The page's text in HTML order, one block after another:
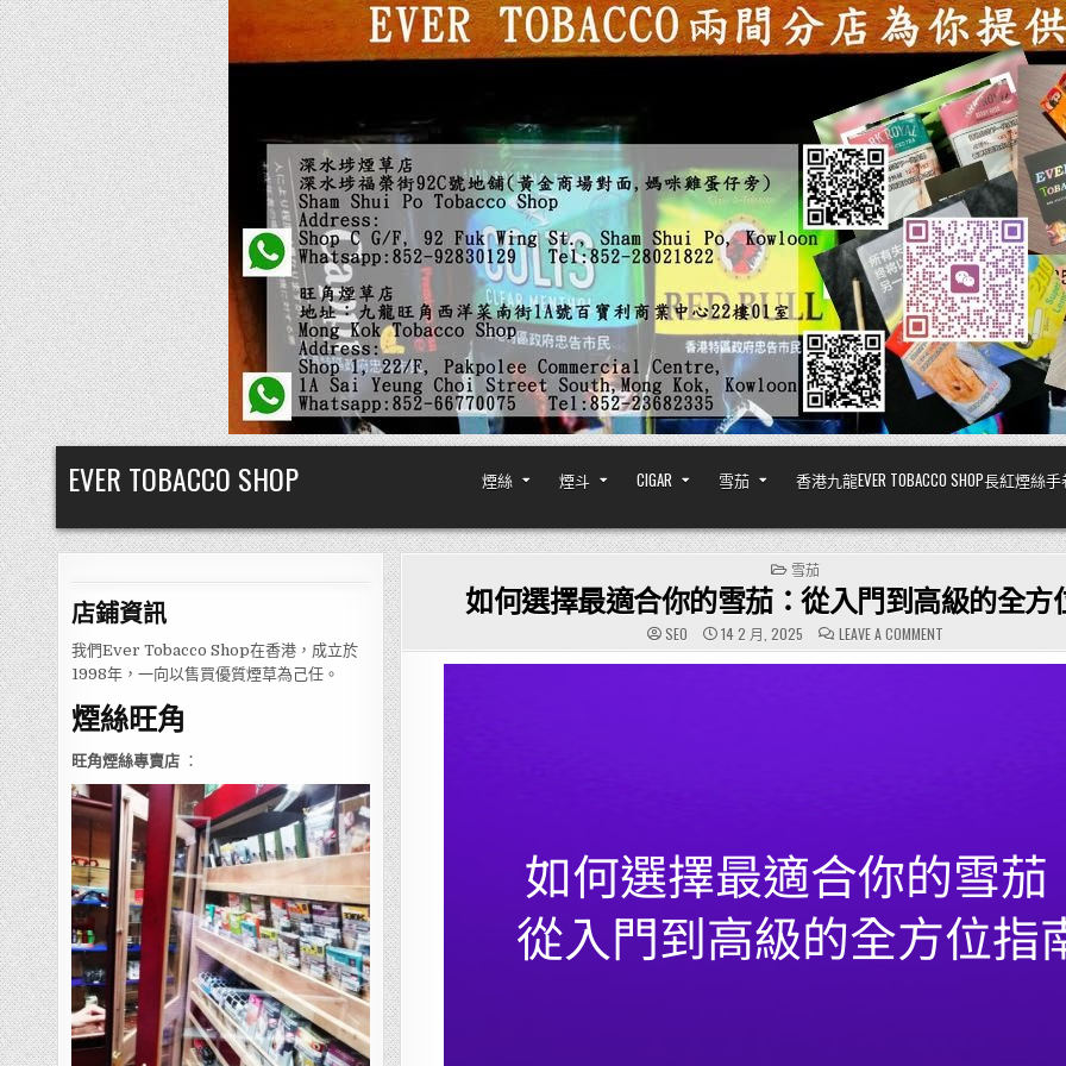
Skip
to
content
EVER TOBACCO SHOP 煙絲 煙斗 CIGAR 雪茄 香港九龍EVER TOBACCO SHOP長紅煙
店鋪資訊
我們Ever Tobacco Shop在香港，成立於
1998年，一向以售買優質煙草為己任。
煙絲旺角
旺角煙絲專賣店 ：
POSTED
IN
雪茄
如何選擇最適合你的雪茄：從入門到高級的全方
SEO 14 2 月, 2025 LEAVE A COMMENTON
如
何
高
級
的
全
方
位
指
南